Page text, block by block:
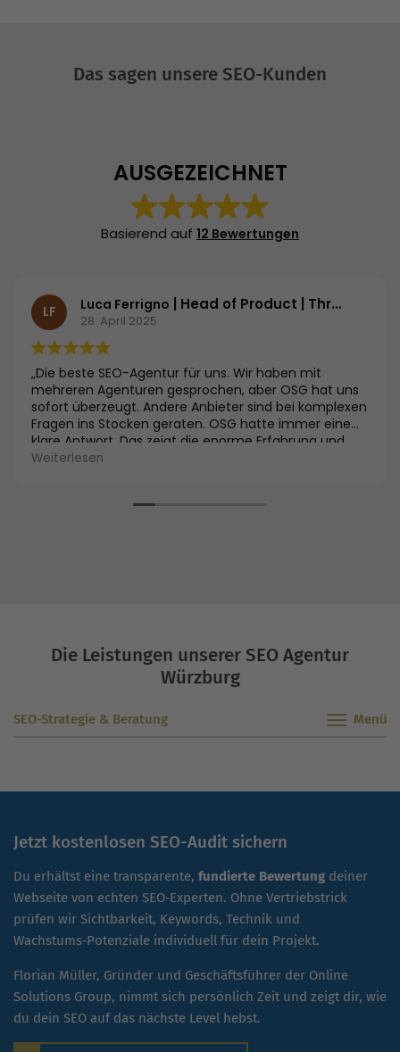
Das sagen unsere SEO-Kunden
AUSGEZEICHNET
Basierend auf 12 Bewertungen
LF Luca Ferrigno | Head of Product | Threema GmbH
28. April 2025
„Die beste SEO-Agentur für uns. Wir haben mit
mehreren Agenturen gesprochen, aber OSG hat uns
sofort überzeugt. Andere Anbieter sind bei komplexen
Fragen ins Stocken geraten. OSG hatte immer eine
klare Antwort. Das zeigt die enorme Erfahrung und
Expertise im Vergleich zu anderen Agenturen. Die
getroffen zu haben.“
Weiterlesen
Die Leistungen unserer SEO Agentur
Würzburg
SEO-Strategie & Beratung
Jetzt kostenlosen SEO-Audit sichern
Du erhältst eine transparente, fundierte Bewertung deiner
Webseite von echten SEO‑Experten. Ohne Vertriebstrick
prüfen wir Sichtbarkeit, Keywords, Technik und
Wachstums‑Potenziale individuell für dein Projekt.
Florian Müller, Gründer und Geschäftsführer der Online
Solutions Group, nimmt sich persönlich Zeit und zeigt dir, wie
du dein SEO auf das nächste Level hebst.